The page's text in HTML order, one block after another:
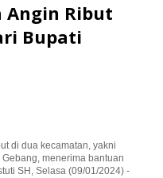
Angin Ribut
Bupati
di dua kecamatan, yakni
menerima bantuan
SH, Selasa (09/01/2024) -